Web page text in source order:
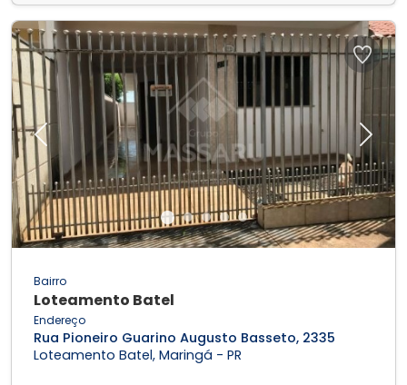
Previous Next
Bairro
Loteamento Batel
Endereço
Rua Pioneiro Guarino Augusto Basseto, 2335
Loteamento Batel, Maringá - PR